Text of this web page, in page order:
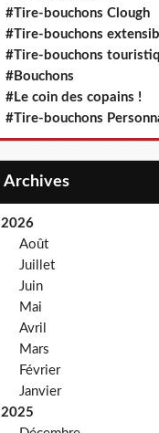
#Tire-bouchons Clough
#Tire-bouchons
#Tire-bouchons
#Bouchons
#Le coin des copains !
#Tire-bouchons
Archives
2026
Août
Juillet
Juin
Mai
Avril
Mars
Février
Janvier
2025